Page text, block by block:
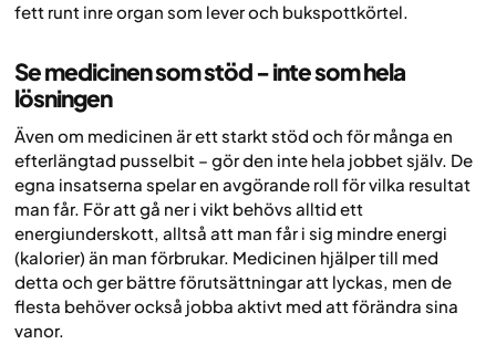
fett runt inre organ som lever och bukspottkörtel.
Se medicinen som stöd - inte som hela
lösningen
Även om medicinen är ett starkt stöd och för många en
efterlängtad pusselbit – gör den inte hela jobbet själv. De
egna insatserna spelar en avgörande roll för vilka resultat
man får. För att gå ner i vikt behövs alltid ett
energiunderskott, alltså att man får i sig mindre energi
(kalorier) än man förbrukar. Medicinen hjälper till med
detta och ger bättre förutsättningar att lyckas, men de
flesta behöver också jobba aktivt med att förändra sina
vanor.